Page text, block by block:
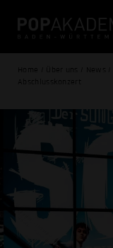
Home / Über uns / News
Abschlusskonzert